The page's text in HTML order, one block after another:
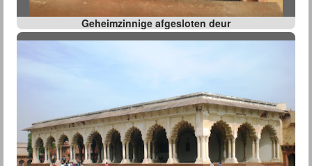
Geheimzinnige afgesloten deur